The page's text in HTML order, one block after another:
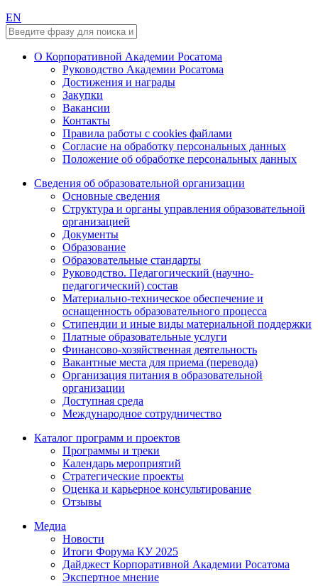
EN
О Корпоративной Академии Росатома
Руководство Академии Росатома
Достижения и награды
Закупки
Вакансии
Контакты
Правила работы с cookies файлами
Согласие на обработку персональных данных
Положение об обработке персональных данных
Сведения об образовательной организации
Основные сведения
Структура и органы управления образовательной
организацией
Документы
Образование
Образовательные стандарты
Руководство. Педагогический (научно-
педагогический) состав
Материально-техническое обеспечение и
оснащенность образовательного процесса
Стипендии и иные виды материальной поддержки
Платные образовательные услуги
Финансово-хозяйственная деятельность
Вакантные места для приема (перевода)
Организация питания в образовательной
организации
Доступная среда
Международное сотрудничество
Каталог программ и проектов
Программы и треки
Календарь мероприятий
Стратегические проекты
Оценка и карьерное консультирование
Отзывы
Медиа
Новости
Итоги Форума КУ 2025
Дайджест Корпоративной Академии Росатома
Экспертное мнение